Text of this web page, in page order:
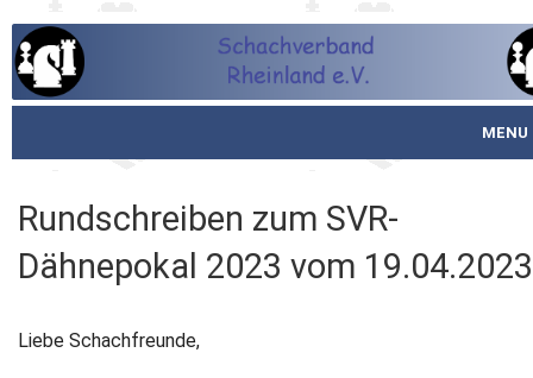
MENU
Schachjugend
Rundschreiben zum SVR-
Dähnepokal 2023 vom 19.04.2023
Liebe Schachfreunde,